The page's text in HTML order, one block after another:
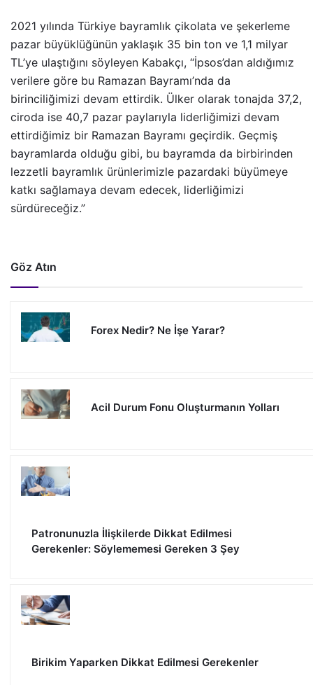
2021 yılında Türkiye bayramlık çikolata ve şekerleme
pazar büyüklüğünün yaklaşık 35 bin ton ve 1,1 milyar
TL’ye ulaştığını söyleyen Kabakçı, “İpsos’dan aldığımız
verilere göre bu Ramazan Bayramı’nda da
birinciliğimizi devam ettirdik. Ülker olarak tonajda 37,2,
ciroda ise 40,7 pazar paylarıyla liderliğimizi devam
ettirdiğimiz bir Ramazan Bayramı geçirdik. Geçmiş
bayramlarda olduğu gibi, bu bayramda da birbirinden
lezzetli bayramlık ürünlerimizle pazardaki büyümeye
katkı sağlamaya devam edecek, liderliğimizi
sürdüreceğiz.”
Göz Atın
Forex Nedir? Ne İşe Yarar?
Acil Durum Fonu Oluşturmanın Yolları
Patronunuzla İlişkilerde Dikkat Edilmesi
Gerekenler: Söylememesi Gereken 3 Şey
Birikim Yaparken Dikkat Edilmesi Gerekenler